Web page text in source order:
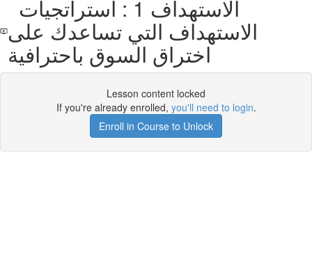
الاستهداف التي تساعدك على
اختراق السوق باحترافية
Lesson content locked
If you're already enrolled, you'll need to login.
Enroll in Course to Unlock